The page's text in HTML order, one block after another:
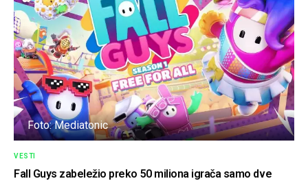
Foto: Mediatonic
VESTI
Fall Guys zabeležio preko 50 miliona igrača samo dve